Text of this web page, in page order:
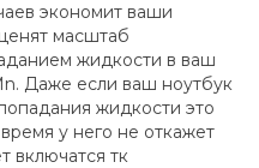
экономит ваши
масштаб
жидкости в ваш
Даже если ваш ноутбук
жидкости это
у него не откажет
включатся тк